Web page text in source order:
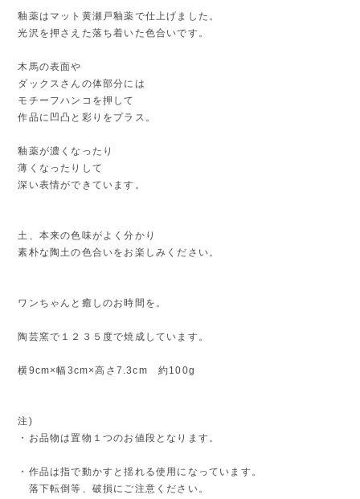
釉薬はマット黄瀬戸釉薬で仕上げました。
光沢を押さえた落ち着いた色合いです。
木馬の表面や
ダックスさんの体部分には
モチーフハンコを押して
作品に凹凸と彩りをプラス。
釉薬が濃くなったり
薄くなったりして
深い表情ができています。
土、本来の色味がよく分かり
素朴な陶土の色合いをお楽しみください。
ワンちゃんと癒しのお時間を。
陶芸窯で１２３５度で焼成しています。
横9cm×幅3cm×高さ7.3cm 約100g
注)
・お品物は置物１つのお値段となります。
・作品は指で動かすと揺れる使用になっています。
落下転倒等、破損にご注意ください。